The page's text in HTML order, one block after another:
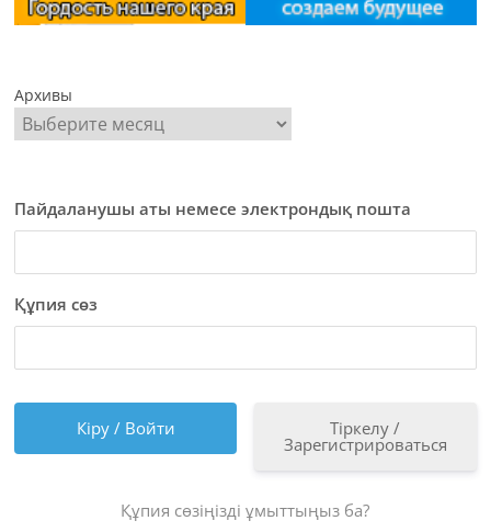
Архивы
Пайдаланушы аты немесе электрондық пошта
Құпия сөз
Тіркелу /
Зарегистрироваться
Құпия сөзіңізді ұмыттыңыз ба?